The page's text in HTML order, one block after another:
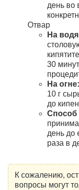
день во
Отвар
На
30
На огне:
10 г
до
Способ
день до
раза в
К сожалению,
вопросы могут